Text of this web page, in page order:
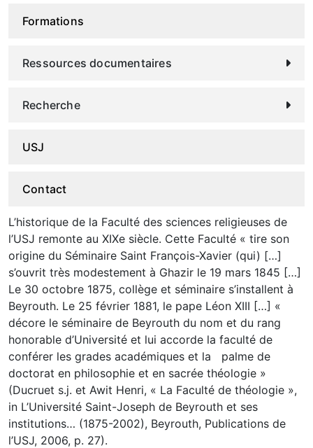
Formations
Ressources documentaires
Recherche
USJ
Contact
L’historique de la Faculté des sciences religieuses de
l’USJ remonte au XIXe siècle. Cette Faculté « tire son
origine du Séminaire Saint François-Xavier (qui) […]
s’ouvrit très modestement à Ghazir le 19 mars 1845 […]
Le 30 octobre 1875, collège et séminaire s’installent à
Beyrouth. Le 25 février 1881, le pape Léon XIII […] «
décore le séminaire de Beyrouth du nom et du rang
honorable d’Université et lui accorde la faculté de
conférer les grades académiques et la palme de
doctorat en philosophie et en sacrée théologie »
(Ducruet s.j. et Awit Henri, « La Faculté de théologie »,
in L’Université Saint-Joseph de Beyrouth et ses
institutions… (1875-2002), Beyrouth, Publications de
l’USJ, 2006, p. 27).